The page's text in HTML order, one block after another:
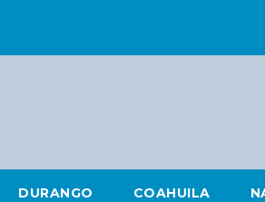
DURANGO COAHUILA